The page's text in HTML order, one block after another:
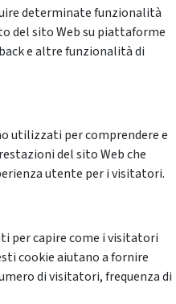
determinate funzionalità
del sito Web su piattaforme
e altre funzionalità di
utilizzati per comprendere e
del sito Web che
utente per i visitatori.
per capire come i visitatori
cookie aiutano a fornire
di visitatori, frequenza di